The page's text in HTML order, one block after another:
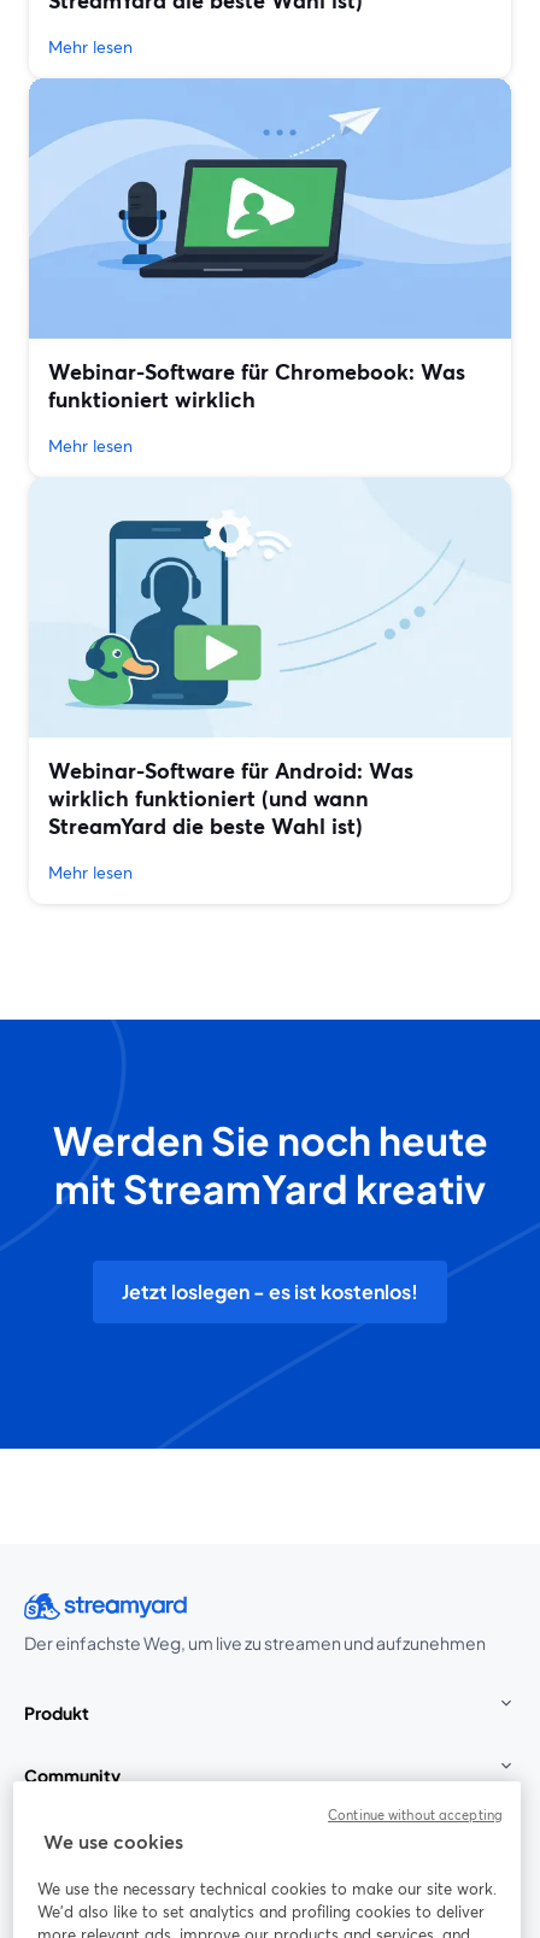
Mehr lesen
Webinar-Software für Chromebook: Was
funktioniert wirklich
Mehr lesen
Webinar-Software für Android: Was
wirklich funktioniert (und wann
StreamYard die beste Wahl ist)
Mehr lesen
Werden Sie noch heute
mit StreamYard kreativ
Jetzt loslegen - es ist kostenlos!
Der einfachste Weg, um live zu streamen und aufzunehmen
Produkt
Community
StreamYard für
Mitmachen
We use cookies
We use the necessary technical cookies to make our site work.
We'd also like to set analytics and profiling cookies to deliver
Continue without accepting